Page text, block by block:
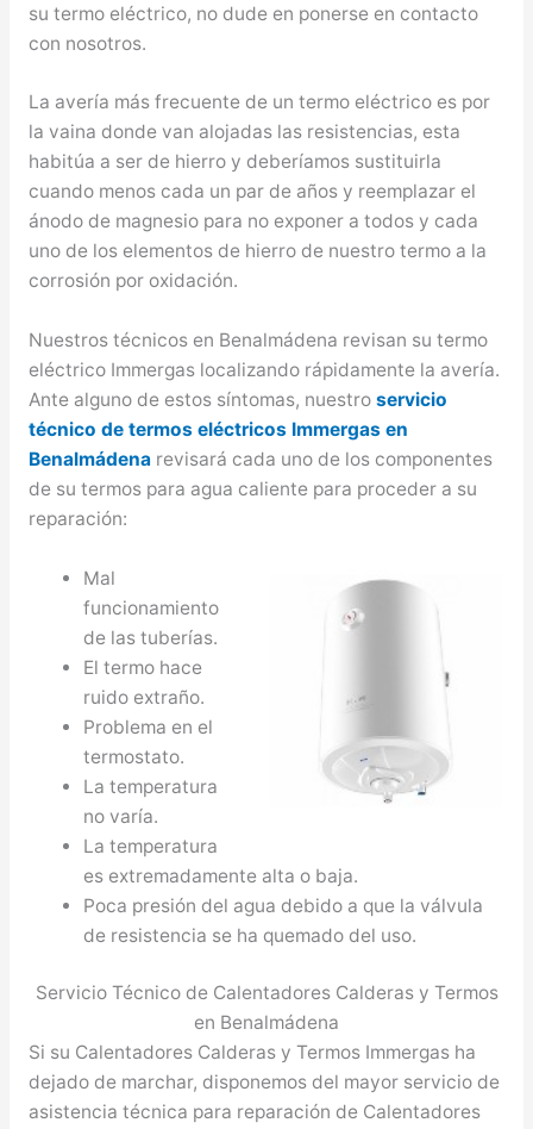
su termo eléctrico, no dude en ponerse en contacto
con nosotros.
La avería más frecuente de un termo eléctrico es por
la vaina donde van alojadas las resistencias, esta
habitúa a ser de hierro y deberíamos sustituirla
cuando menos cada un par de años y reemplazar el
ánodo de magnesio para no exponer a todos y cada
uno de los elementos de hierro de nuestro termo a la
corrosión por oxidación.
Nuestros técnicos en Benalmádena revisan su termo
eléctrico Immergas localizando rápidamente la avería.
Ante alguno de estos síntomas, nuestro servicio
técnico de termos eléctricos Immergas en
Benalmádenarevisará cada uno de los componentes
de su termos para agua caliente para proceder a su
reparación:
Mal
funcionamiento
de las tuberías.
El termo hace
ruido extraño.
Problema en el
termostato.
La temperatura
no varía.
La temperatura
es extremadamente alta o baja.
Poca presión del agua debido a que la válvula
de resistencia se ha quemado del uso.
Servicio Técnico de Calentadores Calderas y Termos
en Benalmádena
Si su Calentadores Calderas y Termos Immergas ha
dejado de marchar, disponemos del mayor servicio de
asistencia técnica para reparación de Calentadores